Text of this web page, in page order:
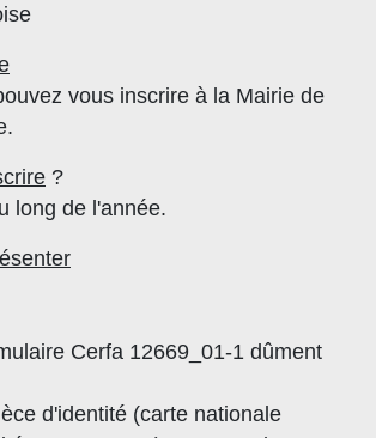
vous inscrire à la Mairie de
?
long de l'année.
Cerfa 12669_01-1 dûment
d'identité (carte nationale